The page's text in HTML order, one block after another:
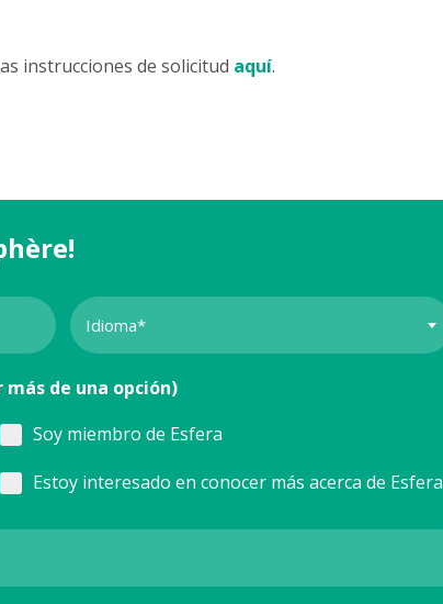
instrucciones de solicitud aquí.
más de una opción)
Soy miembro de Esfera
Estoy interesado en conocer más acerca de Esfera